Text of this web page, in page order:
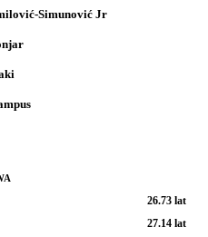
Simunović Jr
26.73 lat
27.14 lat